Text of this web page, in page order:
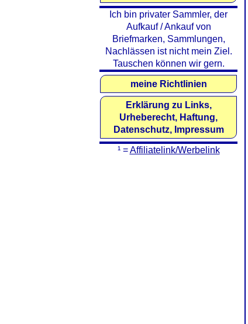
Ich bin privater Sammler, der
Aufkauf / Ankauf von
Briefmarken, Sammlungen,
Nachlässen ist nicht mein Ziel.
Tauschen können wir gern.
meine Richtlinien
Erklärung zu Links,
Urheberecht, Haftung,
Datenschutz, Impressum
¹ =Affiliatelink/Werbelink